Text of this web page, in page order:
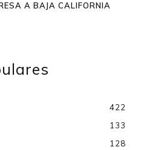
A BAJA CALIFORNIA
422
133
128